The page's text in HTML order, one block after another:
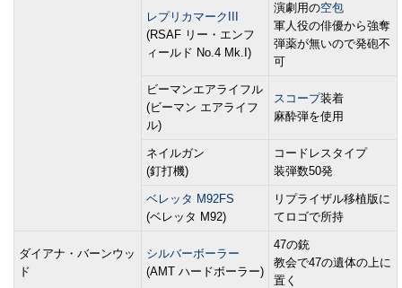
レプリカマークIII
(RSAF リー・エンフ
ィールド No.4 Mk.I)
演劇用の空包
軍人役の俳優から強奪
弾薬が無いので発砲不
可
ビーマンエアライフル
(ビーマン エアライフ
ル)
スコープ装着
麻酔弾を使用
ネイルガン
(釘打機)
コードレスタイプ
装弾数50発
ベレッタ M92FS
(ベレッタ M92)
リプライザル移植版に
てロゴで所持
ダイアナ・バーンウッ
ド
シルバーボーラー
(AMT ハードボーラー)
47の銃
教会で47の遺体の上に
置く